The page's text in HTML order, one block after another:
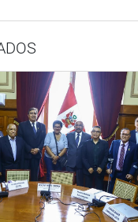
E IMAGEN